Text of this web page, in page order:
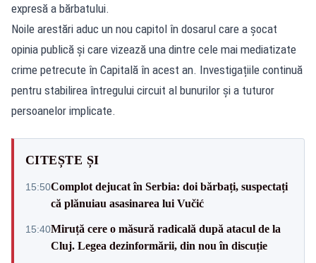
expresă a bărbatului.
Noile arestări aduc un nou capitol în dosarul care a șocat
opinia publică și care vizează una dintre cele mai mediatizate
crime petrecute în Capitală în acest an. Investigațiile continuă
pentru stabilirea întregului circuit al bunurilor și a tuturor
persoanelor implicate.
CITEȘTE ȘI
15:50Complot dejucat în Serbia: doi bărbați, suspectați
că plănuiau asasinarea lui Vučić
15:40Miruță cere o măsură radicală după atacul de la
Cluj. Legea dezinformării, din nou în discuție